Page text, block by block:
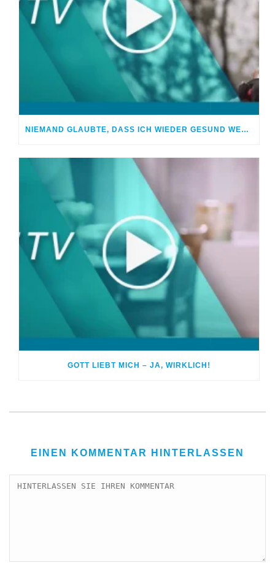
NIEMAND GLAUBTE, DASS ICH WIEDER GESUND WERDE
GOTT LIEBT MICH – JA, WIRKLICH!
EINEN KOMMENTAR HINTERLASSEN